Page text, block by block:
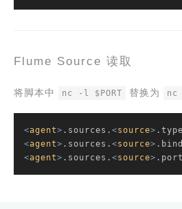
Flume Source 读取
将脚本中 nc -l $PORT 替换为 nc
<agent> .sources. <source>
<agent> .sources. <source>
<agent> .sources. <source>